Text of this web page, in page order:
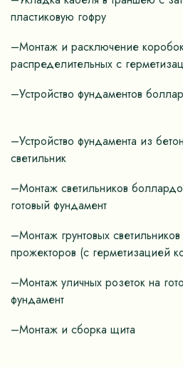
пластиковую гофру
–Монтаж и расключение
распределительных с
–Устройство фундаментов
–Устройство фундамента из
светильник
–Монтаж светильников
готовый фундамент
–Монтаж грунтовых
прожекторов (с герметизацией
–Монтаж уличных розеток на
фундамент
–Монтаж и сборка щита